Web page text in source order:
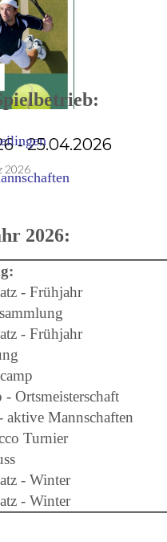
- 25.04.2026
2026
2026:
- Frühjahr
- Frühjahr
Ortsmeisterschaft
aktive Mannschaften
Turnier
- Winter
- Winter